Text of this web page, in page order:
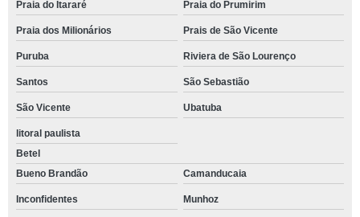
Praia do Itararé Praia do Prumirim
Praia dos Milionários Prais de São Vicente
Puruba Riviera de São Lourenço
Santos São Sebastião
São Vicente Ubatuba
litoral paulista
Betel
Bueno Brandão
Camanducaia
Inconfidentes Munhoz